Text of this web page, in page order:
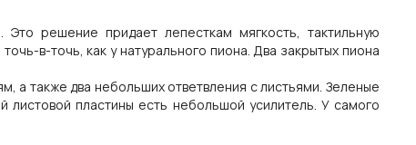
решение придает лепесткам мягкость, тактильную
в-точь, как у натурального пиона. Два закрытых пиона
а также два небольших ответвления с листьями. Зеленые
пластины есть небольшой усилитель. У самого